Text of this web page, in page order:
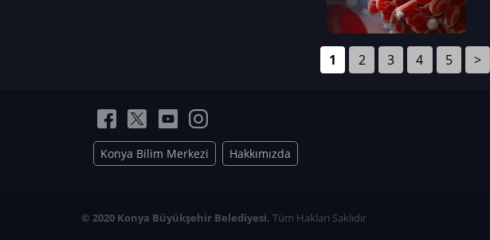
1 2 3 4 5 >
Konya Bilim Merkezi Hakkımızda
© 2020 Konya Büyükşehir Belediyesi. Tüm Hakları Saklıdır